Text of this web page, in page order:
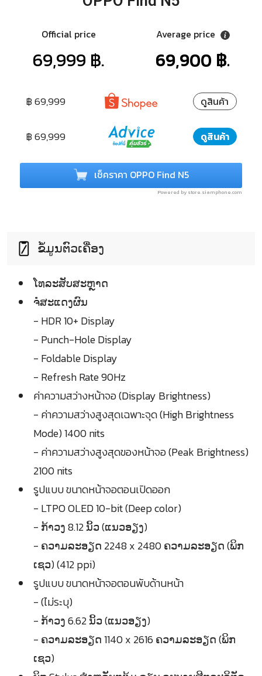
Official price
69,999 ฿.
Average price
69,900 ฿.
฿ 69,999 ดูสินค้า
฿ 69,999 ดูสินค้า
เช็คราคา OPPO Find N5
Powered by store.siamphone.com
ຂໍ້ມູນຕົວເຄື່ອງ
ໂທລະສັບສະຫຼາດ
ຈໍໍສະແດງຜົນ
- HDR 10+ Display
- Punch-Hole Display
- Foldable Display
- Refresh Rate 90Hz
ค่าความสว่างหน้าจอ (Display Brightness)
- ค่าความสว่างสูงสุดเฉพาะจุด (High Brightness
Mode) 1400 nits
- ค่าความสว่างสูงสุดของหน้าจอ (Peak Brightness)
2100 nits
รูปแบบ ขนาดหน้าจอตอนเปิดออก
- LTPO OLED 10-bit (Deep color)
- ກ້າວງ 8.12 ນິ້ວ (ແນວອຽງ)
- ຄວາມລະອຽດ 2248 x 2480 ຄວາມລະອຽດ (ພິກ
ເຊວ) (412 ppi)
รูปแบบ ขนาดหน้าจอตอนพับด้านหน้า
- (ไม่ระบุ)
- ກ້າວງ 6.62 ນິ້ວ (ແນວອຽງ)
- ຄວາມລະອຽດ 1140 x 2616 ຄວາມລະອຽດ (ພິກ
ເຊວ)